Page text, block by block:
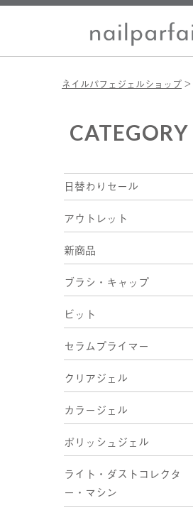
ネイルパフェジェルショップ
CATEGORY
日替わりセール
アウトレット
新商品
ブラシ・キャップ
ビット
セラムプライマー
クリアジェル
カラージェル
ポリッシュジェル
ライト・ダストコレクタ
ー・マシン